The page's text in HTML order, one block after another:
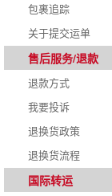
包裹追踪
关于提交运单
售后服务/退款
退款方式
我要投诉
退换货政策
退换货流程
国际转运